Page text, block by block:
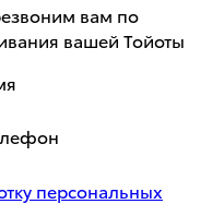
вам по
вашей Тойоты
персональных